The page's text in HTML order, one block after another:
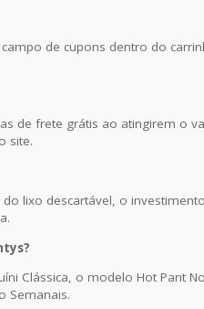
de cupons dentro do
de frete grátis ao atingirem o
site.
lixo descartável, o
Clássica, o modelo Hot Pant
Semanais.